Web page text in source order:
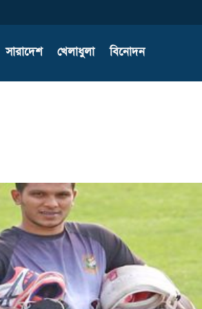
সারাদেশ খেলাধুলা বিনোদন